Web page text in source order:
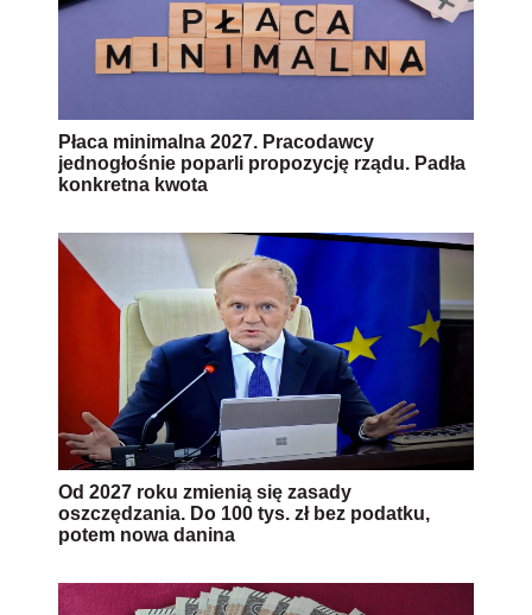
Płaca minimalna 2027. Pracodawcy
jednogłośnie poparli propozycję rządu. Padła
konkretna kwota
Od 2027 roku zmienią się zasady
oszczędzania. Do 100 tys. zł bez podatku,
potem nowa danina